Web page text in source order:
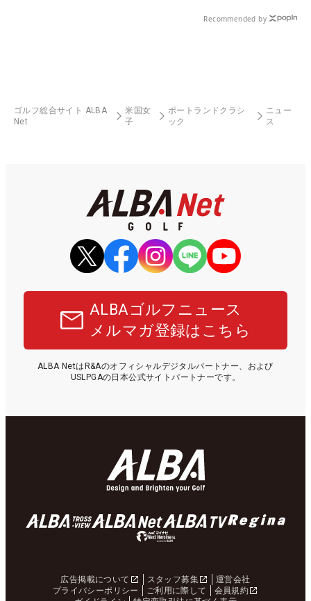
Recommended by
ゴルフ総合サイト ALBA
Net
米国女
子
ポートランドクラシ
ック
ニュー
ス
ALBAゴルフニュース
メルマガ登録はこちら
ALBA NetはR&Aのオフィシャルデジタルパートナー、および
USLPGAの日本公式サイトパートナーです。
広告掲載について スタッフ募集
運営会社
プライバシーポリシー
ご利用に際して
会員規約